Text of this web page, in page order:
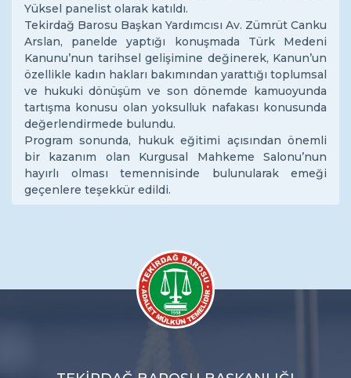
Yüksel panelist olarak katıldı.
Tekirdağ Barosu Başkan Yardımcısı Av. Zümrüt Canku
Arslan, panelde yaptığı konuşmada Türk Medeni
Kanunu’nun tarihsel gelişimine değinerek, Kanun’un
özellikle kadın hakları bakımından yarattığı toplumsal
ve hukuki dönüşüm ve son dönemde kamuoyunda
tartışma konusu olan yoksulluk nafakası konusunda
değerlendirmede bulundu.
Program sonunda, hukuk eğitimi açısından önemli
bir kazanım olan Kurgusal Mahkeme Salonu’nun
hayırlı olması temennisinde bulunularak emeği
geçenlere teşekkür edildi.